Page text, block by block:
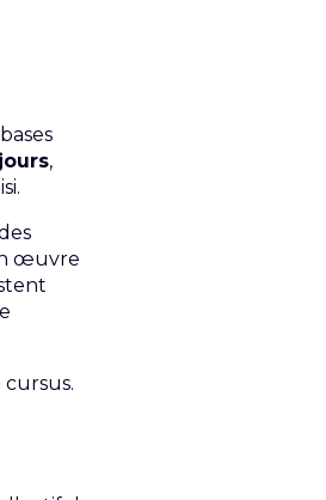
,
œuvre